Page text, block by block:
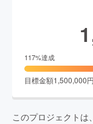
117%達成
目標金額1,500,000円
このプロジェクトは、